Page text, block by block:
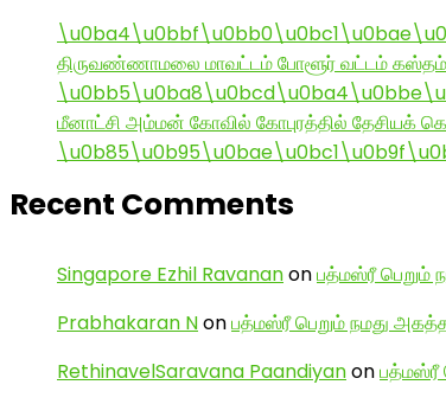
திருவண்ணாமலை மாவட்டம் போளூர் வட்டம்
மீனாட்சி அம்மன் கோவில் கோபுரத்தில் தேசியக்
Recent Comments
Singapore Ezhil Ravananonபத்மஸ்ரீ பெறும்
Prabhakaran Nonபத்மஸ்ரீ பெறும் நமது
RethinavelSaravana Paandiyanonபத்மஸ்ரீ